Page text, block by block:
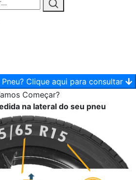
o seu Pneu? Clique aqui para consultar
Começar?
na lateral do seu pneu